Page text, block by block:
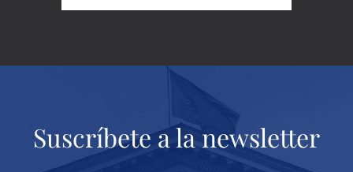
Suscríbete a la newsletter